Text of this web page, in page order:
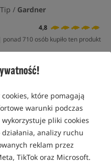
które pomagają
warunki podczas
pliki cookies
analizy ruchu
reklam przez
TikTok oraz Microsoft.
/ Gardner
4,8
710 osób kupiło ten produkt